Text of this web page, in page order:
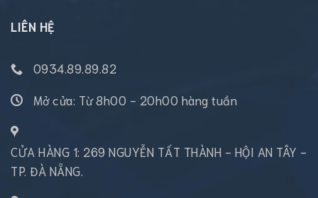
LIÊN HỆ
0934.89.89.82
Mở cửa: Từ 8h00 - 20h00 hàng tuần
CỬA HÀNG 1: 269 NGUYỄN TẤT THÀNH - HỘI AN TÂY -
TP. ĐÀ NẴNG.